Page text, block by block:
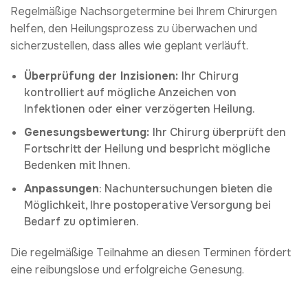
Regelmäßige Nachsorgetermine bei Ihrem Chirurgen
helfen, den Heilungsprozess zu überwachen und
sicherzustellen, dass alles wie geplant verläuft.
Überprüfung der Inzisionen: Ihr Chirurg
kontrolliert auf mögliche Anzeichen von
Infektionen oder einer verzögerten Heilung.
Genesungsbewertung: Ihr Chirurg überprüft den
Fortschritt der Heilung und bespricht mögliche
Bedenken mit Ihnen.
Anpassungen: Nachuntersuchungen bieten die
Möglichkeit, Ihre postoperative Versorgung bei
Bedarf zu optimieren.
Die regelmäßige Teilnahme an diesen Terminen fördert
eine reibungslose und erfolgreiche Genesung.